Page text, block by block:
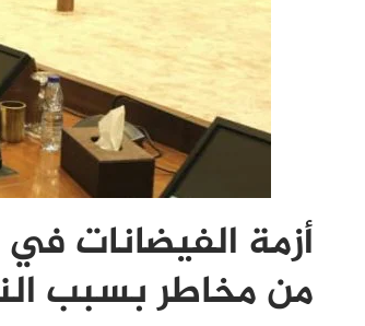
أزمة الفيضانات
من مخاطر بسبب